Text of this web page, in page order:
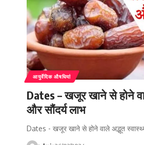
आयुर्वेदिक औषधियां
Dates – खजूर खाने से होने
और सौंदर्य लाभ
Dates - खजूर खाने से होने वाले अद्भूत